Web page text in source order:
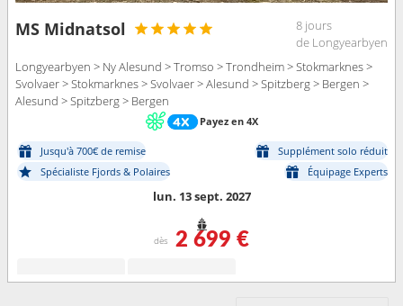
MS Midnatsol
8 jours
de Longyearbyen
Longyearbyen > Ny Alesund > Tromso > Trondheim > Stokmarknes >
Svolvaer > Stokmarknes > Svolvaer > Alesund > Spitzberg > Bergen >
Alesund > Spitzberg > Bergen
Payez en 4X
Jusqu'à 700€ de remise
Supplément solo réduit
Spécialiste Fjords & Polaires
Équipage Experts
lun. 13 sept. 2027
dès 2 699 €